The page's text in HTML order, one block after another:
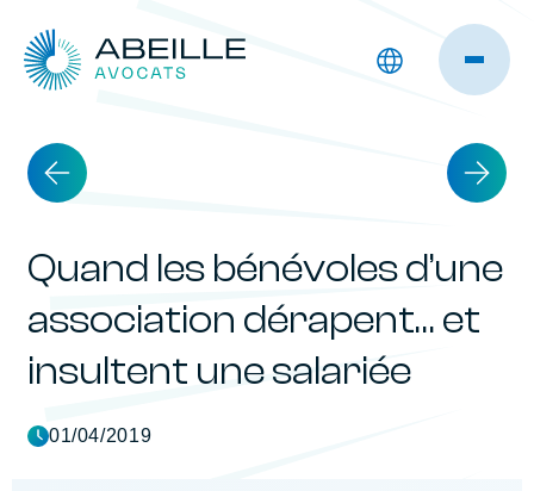
Quand les bénévoles d’une
association dérapent… et
insultent une salariée
01/04/2019